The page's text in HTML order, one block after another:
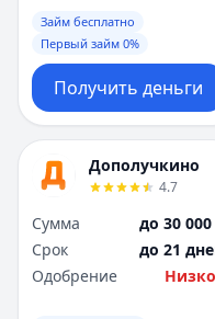
Займ бесплатно
Первый займ 0%
Получить деньги
Дополучкино
4.7
Сумма
до 30 000
Срок
до 21
Одобрение